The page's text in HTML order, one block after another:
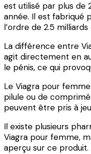
est utilisé par plus de
année. Il est fabriqué
l’ordre de 2.5
La différence entre
agit directement en
le pénis, ce qui
Le Viagra pour
pilule ou de
peuvent être pris à
Il existe plusieurs
Viagra pour femme,
aperçu sur ce